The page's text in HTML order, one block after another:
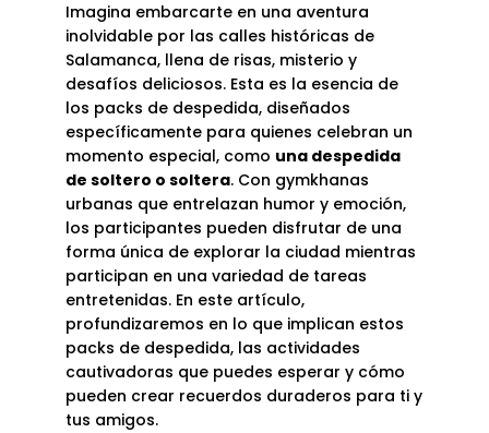
Imagina embarcarte en una aventura
inolvidable por las calles históricas de
Salamanca, llena de risas, misterio y
desafíos deliciosos. Esta es la esencia de
los packs de despedida, diseñados
específicamente para quienes celebran un
momento especial, como una despedida
de soltero o soltera. Con gymkhanas
urbanas que entrelazan humor y emoción,
los participantes pueden disfrutar de una
forma única de explorar la ciudad mientras
participan en una variedad de tareas
entretenidas. En este artículo,
profundizaremos en lo que implican estos
packs de despedida, las actividades
cautivadoras que puedes esperar y cómo
pueden crear recuerdos duraderos para ti y
tus amigos.